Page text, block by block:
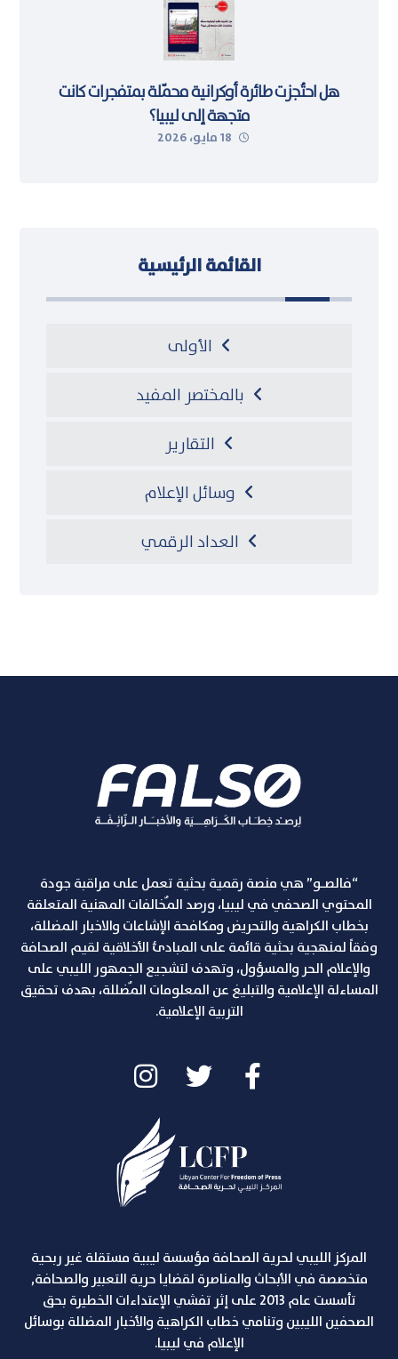
هل احتُجزت طائرة أوكرانية محمّلة بمتفجرات كانت
متجهة إلى ليبيا؟
18 مايو، 2026
القائمة الرئيسية
الأولى
بالمختصر المفيد
التقارير
وسائل الإعلام
العداد الرقمي
“فالصـو” هي منصة رقمية بحثية تعمل على مراقبة جودة
المحتوي الصحفي في ليبيا، ورصد المٌخالفات المهنية المتعلقة
بخطاب الكراهية والتحريض ومكافحة الإشاعات والاخبار المضللة،
وفقاً لمنهجية بحثية قائمة على المبادئ الأخلاقية لقيم الصحافة
والإعلام الحر والمسؤول، وتهدف لتشجيع الجمهور الليبي على
المساءلة الإعلامية والتبليغ عن المعلومات المٌضللة، بهدف تحقيق
التربية الإعلامية.
المركز الليبي لحرية الصحافة مؤسسة ليبية مستقلة غير ربحية
متخصصة في الأبحاث والمناصرة لقضايا حرية التعبير والصحافة,
تأسست عام 2013 على إثر تفشي الإعتداءات الخطيرة بحق
الصحفين الليبين وتنامي خطاب الكراهية والأخبار المضللة بوسائل
الإعلام في ليبيا.